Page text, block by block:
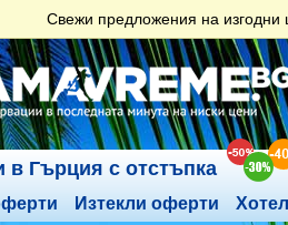
Свежи предложения на изгодни
в Гърция с отстъпка
Изтекли оферти